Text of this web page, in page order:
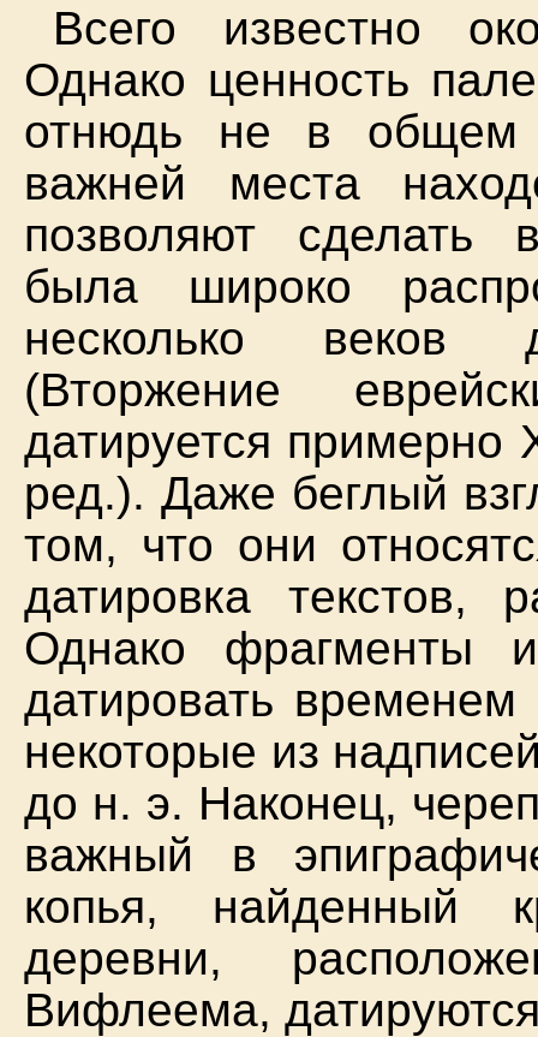
Всего известно
Однако ценность
отнюдь не в общем
важней места
позволяют сделать
была широко
несколько веков
(Вторжение
датируется
ред.). Даже беглый
том, что они
датировка текстов,
Однако фрагменты
датировать
некоторые из
до н. э. Наконец,
важный в
копья, найденный
деревни,
Вифлеема,